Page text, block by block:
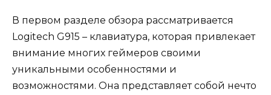
В первом разделе обзора рассматривается
Logitech G915 – клавиатура, которая привлекает
внимание многих геймеров своими
уникальными особенностями и
возможностями. Она представляет собой нечто